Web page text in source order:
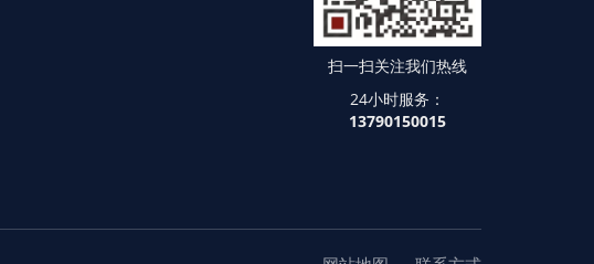
扫一扫关注我们热线
24小时服务：
13790150015